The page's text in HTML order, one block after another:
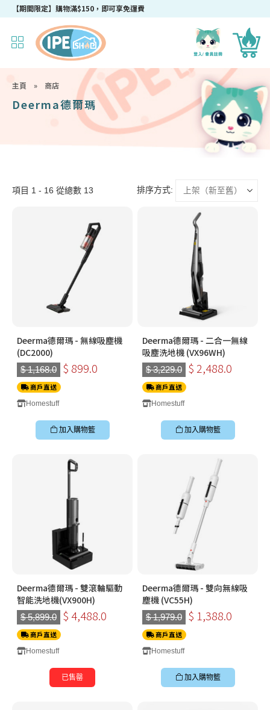
【期間限定】購物滿$150，即可享免運費
主頁 » 商店
Deerma德爾瑪
項目 1 - 16 從總數 13 排序方式:
Deerma德爾瑪 - 無線吸塵機
(DC2000)
$ 1,168.0 $ 899.0
商戶直送
Homestuff
加入購物籃
Deerma德爾瑪 - 二合一無線
吸塵洗地機 (VX96WH)
$ 3,229.0 $ 2,488.0
商戶直送
Homestuff
加入購物籃
Deerma德爾瑪 - 雙滾輪驅動
智能洗地機(VX900H)
$ 5,899.0 $ 4,488.0
商戶直送
Homestuff
已售罄
Deerma德爾瑪 - 雙向無線吸
塵機 (VC55H)
$ 1,979.0 $ 1,388.0
商戶直送
Homestuff
加入購物籃